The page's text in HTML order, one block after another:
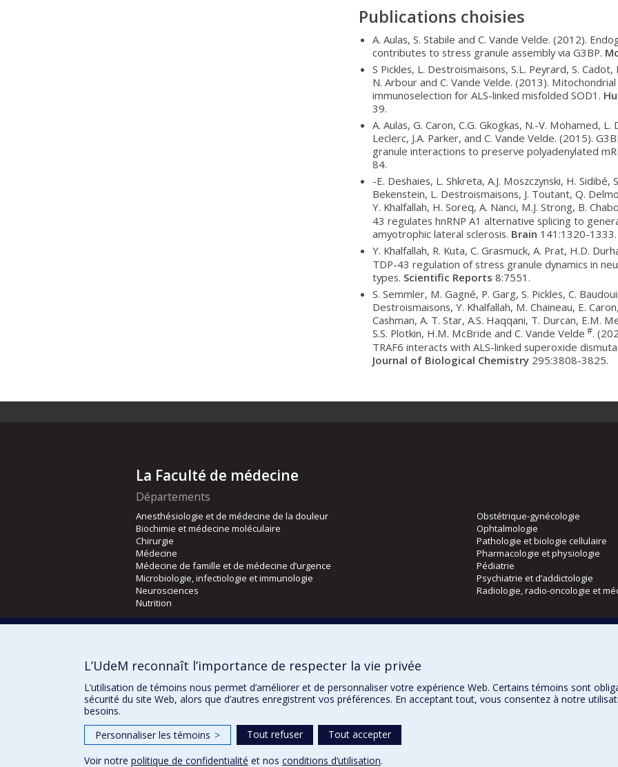
Publications choisies
A. Aulas, S. Stabile and C. Vande Velde. (2012).
contributes to stress granule assembly via G3BP.
S Pickles, L. Destroismaisons, S.L. Peyrard, S. Cadot,
N. Arbour and C. Vande Velde. (2013).
immunoselection for ALS-linked misfolded SOD1.
39.
A. Aulas, G. Caron, C.G. Gkogkas, N.-V. Mohamed,
Leclerc, J.A. Parker, and C. Vande Velde. (2015).
granule interactions to preserve polyadenylated
84.
-E. Deshaies, L. Shkreta, A.J. Moszczynski, H.
Bekenstein, L. Destroismaisons, J. Toutant, Q.
Y. Khalfallah, H. Soreq, A. Nanci, M.J. Strong, B.
43 regulates hnRNP A1 alternative splicing to
amyotrophic lateral sclerosis. Brain 141:1320-1333.
Y. Khalfallah, R. Kuta, C. Grasmuck, A. Prat, H.D.
TDP-43 regulation of stress granule dynamics in
types. Scientific Reports 8:7551.
S. Semmler, M. Gagné, P. Garg, S. Pickles, C.
Destroismaisons, Y. Khalfallah, M. Chaineau, E.
Cashman, A. T. Star, A.S. Haqqani, T. Durcan, E.M.
S.S. Plotkin, H.M. McBride and C. Vande Velde #.
TRAF6 interacts with ALS-linked superoxide
Journal of Biological Chemistry 295:3808-3825.
La Faculté de médecine
Départements
Anesthésiologie et de médecine de la douleur
Biochimie et médecine moléculaire
Chirurgie
Médecine
Médecine de famille et de médecine d’urgence
Microbiologie, infectiologie et immunologie
Neurosciences
Nutrition
Obstétrique-gynécologie
Ophtalmologie
Pathologie et biologie cellulaire
Pharmacologie et physiologie
Pédiatrie
Psychiatrie et d’addictologie
Radiologie, radio-oncologie et
Orthophonie et audiologie
L’UdeM reconnaît l’importance de respecter la vie privée
L’utilisation de témoins nous permet d’améliorer et de personnaliser votre expérience Web. Certains témoins sont
sécurité du site Web, alors que d’autres enregistrent vos préférences. En acceptant tout, vous consentez à notre
besoins.
Personnaliser les témoins > Tout refuser
Tout accepter
Voir notre politique de confidentialité et nos conditions d’utilisation.